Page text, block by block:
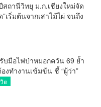
สถานีวิทยุ ม.ก.เชียงใหม่จัด
เริ่มต้นจากเสาไม้ไผ่ จนถึง
ในวันนี้”
บมือไฟป่าหมอกควัน 69 ย้ำ
งทำงานเข้มข้น ชี้ “ผู้ว่า”
ำปัญหาลด
ต